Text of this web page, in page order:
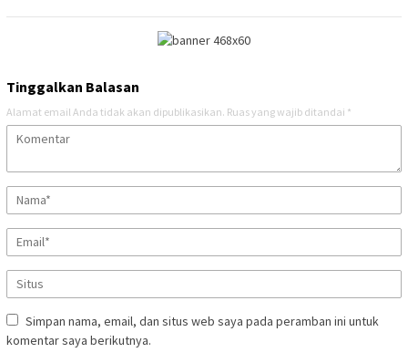
Tinggalkan Balasan
Alamat email Anda tidak akan dipublikasikan. Ruas yang wajib ditandai *
Simpan nama, email, dan situs web saya pada peramban ini untuk
komentar saya berikutnya.